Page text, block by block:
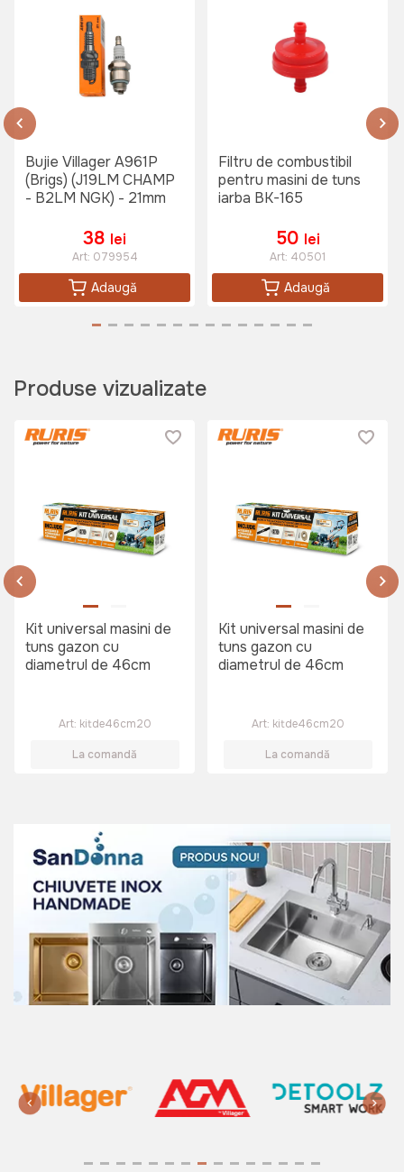
Bujie Villager A961P
(Brigs) (J19LM CHAMP
- B2LM NGK) - 21mm
38 lei
Art: 079954
Adaugă
Filtru de combustibil
pentru masini de tuns
iarba BK-165
50 lei
Art: 40501
Adaugă
Produse vizualizate
Kit universal masini de
tuns gazon cu
diametrul de 46cm
Art: kitde46cm20
La comandă
Kit universal masini de
tuns gazon cu
diametrul de 46cm
Art: kitde46cm20
La comandă